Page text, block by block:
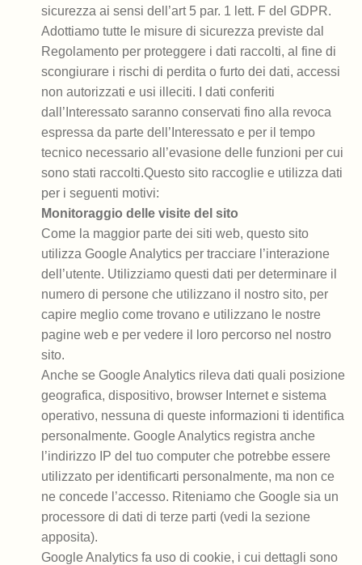
sicurezza ai sensi dell’art 5 par. 1 lett. F del GDPR.
Adottiamo tutte le misure di sicurezza previste dal
Regolamento per proteggere i dati raccolti, al fine di
scongiurare i rischi di perdita o furto dei dati, accessi
non autorizzati e usi illeciti. I dati conferiti
dall’Interessato saranno conservati fino alla revoca
espressa da parte dell’Interessato e per il tempo
tecnico necessario all’evasione delle funzioni per cui
sono stati raccolti.Questo sito raccoglie e utilizza dati
per i seguenti motivi:
Monitoraggio delle visite del sito
Come la maggior parte dei siti web, questo sito
utilizza Google Analytics per tracciare l’interazione
dell’utente. Utilizziamo questi dati per determinare il
numero di persone che utilizzano il nostro sito, per
capire meglio come trovano e utilizzano le nostre
pagine web e per vedere il loro percorso nel nostro
sito.
Anche se Google Analytics rileva dati quali posizione
geografica, dispositivo, browser Internet e sistema
operativo, nessuna di queste informazioni ti identifica
personalmente. Google Analytics registra anche
l’indirizzo IP del tuo computer che potrebbe essere
utilizzato per identificarti personalmente, ma non ce
ne concede l’accesso. Riteniamo che Google sia un
processore di dati di terze parti (vedi la sezione
apposita).
Google Analytics fa uso di cookie, i cui dettagli sono